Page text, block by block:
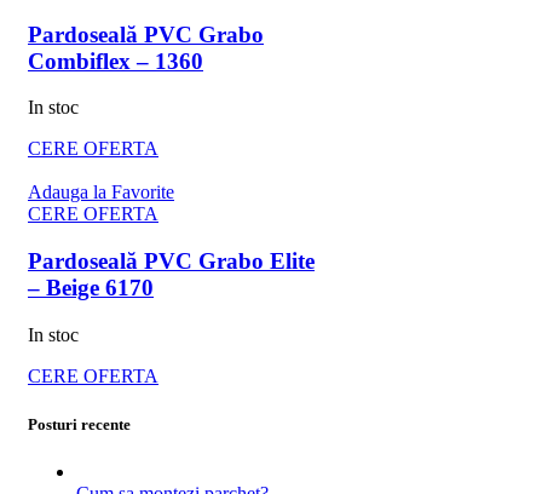
Pardoseală PVC Grabo
Combiflex – 1360
In stoc
CERE OFERTA
Adauga la Favorite
CERE OFERTA
Pardoseală PVC Grabo Elite
– Beige 6170
In stoc
CERE OFERTA
Posturi recente